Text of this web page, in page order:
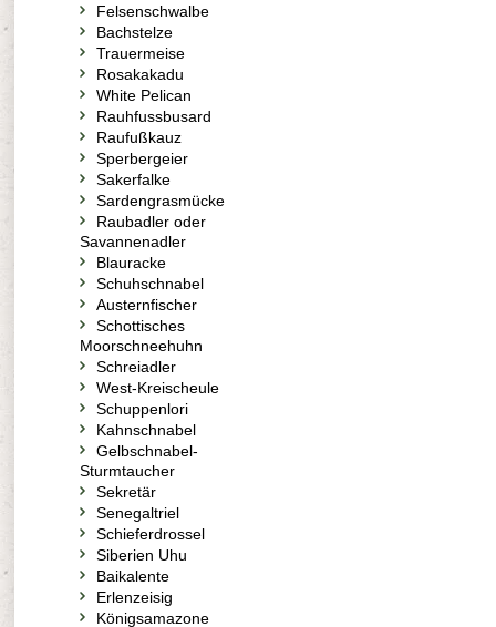
Felsenschwalbe
Bachstelze
Trauermeise
Rosakakadu
White Pelican
Rauhfussbusard
Raufußkauz
Sperbergeier
Sakerfalke
Sardengrasmücke
Raubadler oder
Savannenadler
Blauracke
Schuhschnabel
Austernfischer
Schottisches
Moorschneehuhn
Schreiadler
West-Kreischeule
Schuppenlori
Kahnschnabel
Gelbschnabel-
Sturmtaucher
Sekretär
Senegaltriel
Schieferdrossel
Siberien Uhu
Baikalente
Erlenzeisig
Königsamazone